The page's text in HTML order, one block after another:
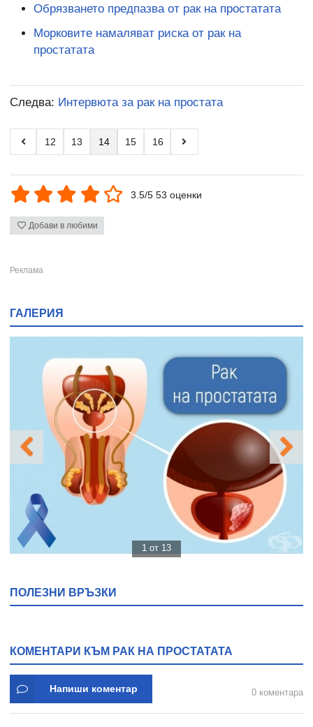
Обрязването предпазва от рак на простатата
Морковите намаляват риска от рак на
простатата
Следва: Интервюта за рак на простата
12 13 14 15 16
3.5/5 53 оценки
Добави в любими
ГАЛЕРИЯ
1 от 13
ПОЛЕЗНИ ВРЪЗКИ
КОМЕНТАРИ КЪМ РАК НА ПРОСТАТАТА
Напиши коментар 0 коментара